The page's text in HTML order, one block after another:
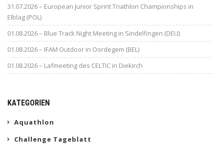
31.07.2026 – European Junior Sprint Triathlon Championships in
Elblag (POL)
01.08.2026 – Blue Track Night Meeting in Sindelfingen (DEU)
01.08.2026 – IFAM Outdoor in Oordegem (BEL)
01.08.2026 – Lafmeeting des CELTIC in Diekirch
KATEGORIEN
Aquathlon
Challenge Tageblatt